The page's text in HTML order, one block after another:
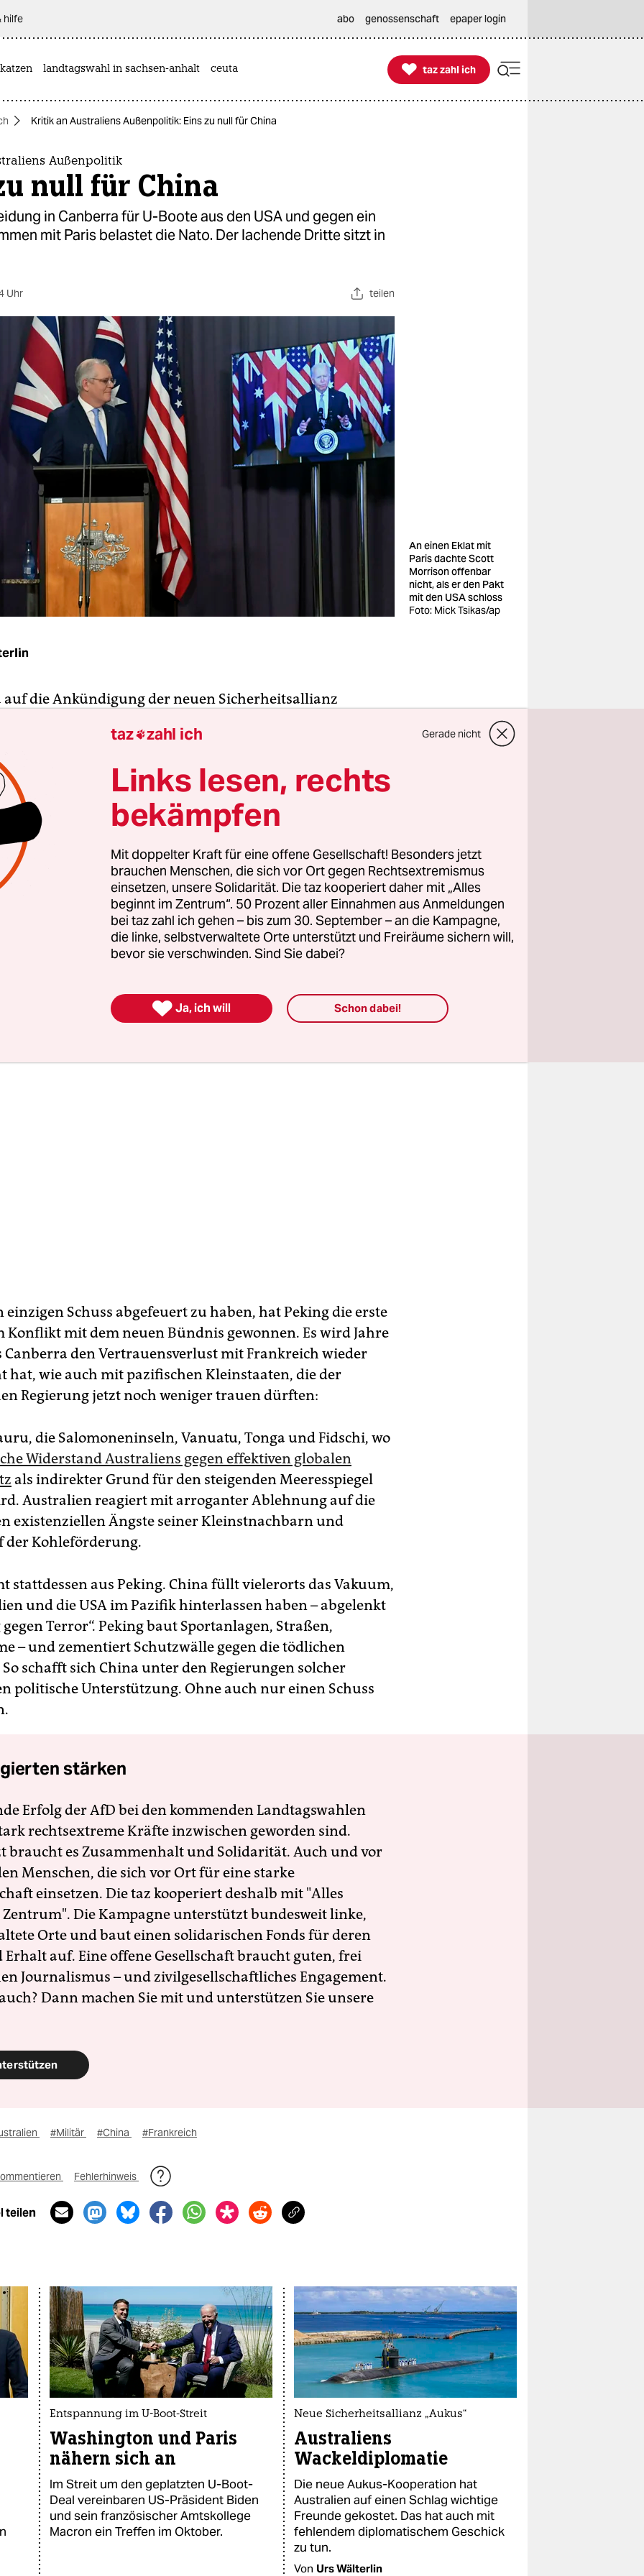
hilfe abo genossenschaft epaper login
katzen landtagswahl in sachsen-anhalt ceuta 
taz zahl ich
taz zahl ich
Kritik an Australiens Außenpolitik: Eins zu null für China
Außenpolitik
null für China
in Canberra für U-Boote aus den USA und gegen ein
mit Paris belastet die Nato. Der lachende Dritte sitzt in
Uhr teilen
An einen Eklat mit
Paris dachte Scott
Morrison offenbar
nicht, als er den Pakt
mit den USA schloss
Foto: Mick Tsikas/ap
auf die Ankündigung der neuen Sicherheitsallianz
war abzusehen. Von einer „Kalter-Krieg-Mentalität“
die Rede. Zu Recht, denn obwohl China nicht namentlich
hat das Sicherheitsbündnis für den Indopazifik ohne
des Reichs der Mitte im Fadenkreuz. Die drei
setzen auf Waffengewalt als Mittel gegen
chinesischen Imperialismus.
greift aus Angst vor China tief in die Tasche und erwirbt
U-Boote von den Amerikanern, lässt dafür jedoch
altes Lieferabkommen mit Frankreich platzen. Seither
Australien und Frankreich ein eskalierender
Weise in die Brüche. China kann sich derweil
einzigen Schuss abgefeuert zu haben, hat Peking die erste
Konflikt mit dem neuen Bündnis gewonnen. Es wird Jahre
Canberra den Vertrauensverlust mit Frankreich wieder
hat, wie auch mit pazifischen Kleinstaaten, die der
Regierung jetzt noch weniger trauen dürften:
die Salomoneninseln, Vanuatu, Tonga und Fidschi, wo
Widerstand Australiens gegen effektiven globalen
als indirekter Grund für den steigenden Meeresspiegel
Australien reagiert mit arroganter Ablehnung auf die
existenziellen Ängste seiner Kleinstnachbarn und
der Kohleförderung.
stattdessen aus Peking. China füllt vielerorts das Vakuum,
und die USA im Pazifik hinterlassen haben – abgelenkt
Terror“. Peking baut Sportanlagen, Straßen,
– und zementiert Schutzwälle gegen die tödlichen
schafft sich China unter den Regierungen solcher
politische Unterstützung. Ohne auch nur einen Schuss
stärken
Erfolg der AfD bei den kommenden Landtagswahlen
rechtsextreme Kräfte inzwischen geworden sind.
braucht es Zusammenhalt und Solidarität. Auch und vor
Menschen, die sich vor Ort für eine starke
einsetzen. Die taz kooperiert deshalb mit "Alles
Die Kampagne unterstützt bundesweit linke,
Orte und baut einen solidarischen Fonds für deren
Erhalt auf. Eine offene Gesellschaft braucht guten, frei
Journalismus – und zivilgesellschaftliches Engagement.
Dann machen Sie mit und unterstützen Sie unsere
#Militär #China #Frankreich
Fehlerhinweis
teilen
Entspannung im U-Boot-Streit
Washington und Paris
nähern sich an
Im Streit um den geplatzten U-Boot-
Deal vereinbaren US-Präsident Biden
und sein französischer Amtskollege
Macron ein Treffen im Oktober.
Neue Sicherheitsallianz „Aukus“
Australiens
Wackeldiplomatie
Die neue Aukus-Kooperation hat
Australien auf einen Schlag wichtige
Freunde gekostet. Das hat auch mit
fehlendem diplomatischem Geschick
zu tun.
Von Urs Wälterlin
taz zahl ich Gerade nicht
Links lesen, rechts
bekämpfen
Mit doppelter Kraft für eine offene Gesellschaft! Besonders jetzt
brauchen Menschen, die sich vor Ort gegen Rechtsextremismus
einsetzen, unsere Solidarität. Die taz kooperiert daher mit „Alles
beginnt im Zentrum“. 50 Prozent aller Einnahmen aus Anmeldungen
bei taz zahl ich gehen – bis zum 30. September – an die Kampagne,
die linke, selbstverwaltete Orte unterstützt und Freiräume sichern will,
bevor sie verschwinden. Sind Sie dabei?
 Ja, ich will Schon dabei!